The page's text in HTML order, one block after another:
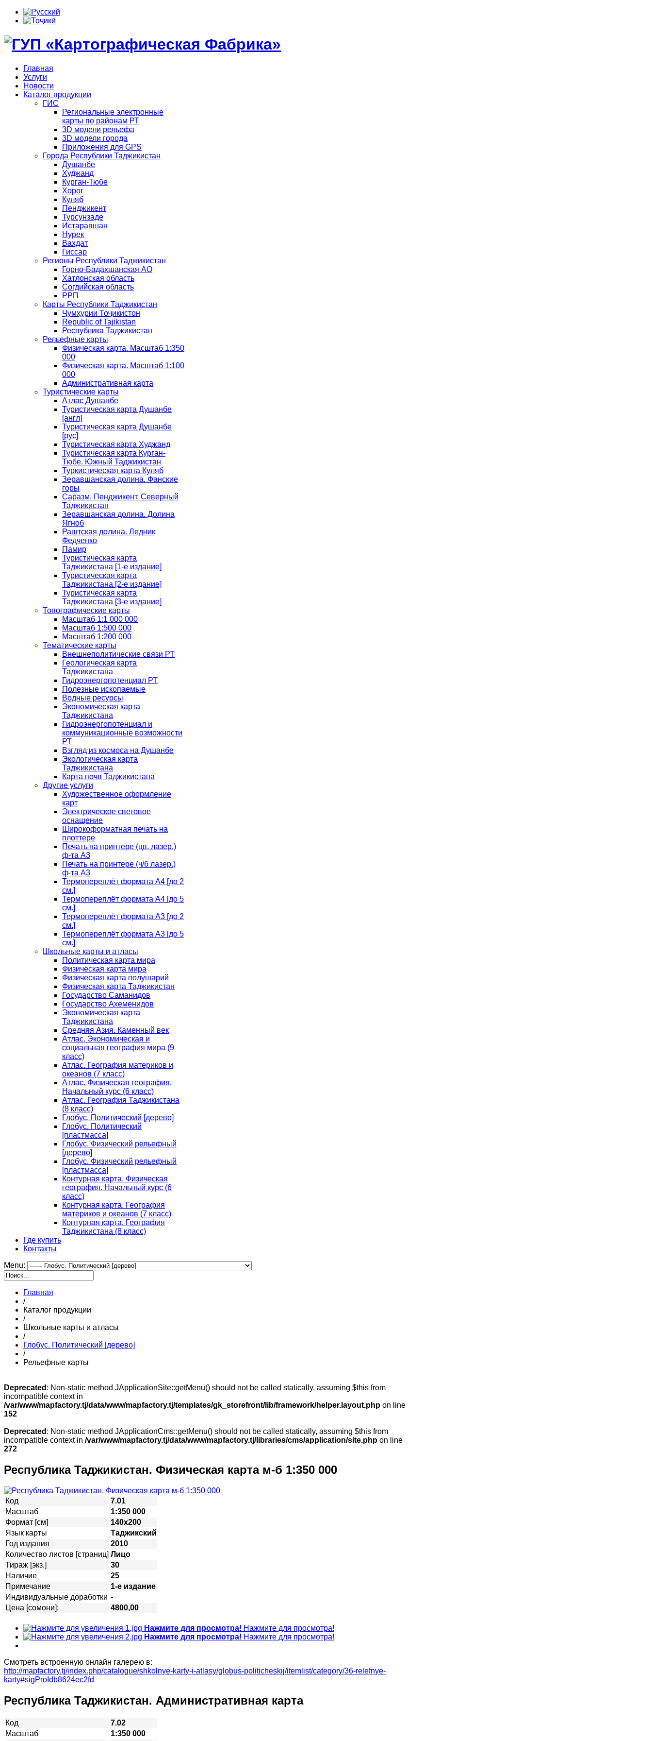
Главная
Услуги
Новости
Каталог продукции
ГИС
Региональные электронные
карты по районам РТ
3D модели рельефа
3D модели города
Приложения для GPS
Города Республики Таджикистан
Душанбе
Худжанд
Курган-Тюбе
Хорог
Куляб
Пенджикент
Турсунзаде
Истаравшан
Нурек
Вахдат
Гиссар
Регионы Республики Таджикистан
Горно-Бадахшанская АО
Хатлонская область
Согдийская область
РРП
Карты Республики Таджикистан
Ҷумҳурии Тоҷикистон
Republic of Tajikistan
Республика Таджикистан
Рельефные карты
Физическая карта. Масштаб 1:350
000
Физическая карта. Масштаб 1:100
000
Административная карта
Туристические карты
Атлас Душанбе
Туристическая карта Душанбе
[англ]
Туристическая карта Душанбе
[рус]
Туристическая карта Худжанд
Туристическая карта Курган-
Тюбе. Южный Таджикистан
Туркистическая карта Куляб
Зеравшанская долина. Фанские
горы
Саразм. Пенджикент. Северный
Таджикистан
Зеравшанская долина. Долина
Ягноб
Раштская долина. Ледник
Федченко
Памир
Туристическая карта
Таджикистана [1-е издание]
Туристическая карта
Таджикистана [2-е издание]
Туристическая карта
Таджикистана [3-е издание]
Топографические карты
Масштаб 1:1 000 000
Масштаб 1:500 000
Масштаб 1:200 000
Тематические карты
Внешнеполитические связи РТ
Геологическая карта
Таджикистана
Гидроэнергопотенциал РТ
Полезные ископаемые
Водные ресурсы
Экономическая карта
Таджикистана
Гидроэнергопотенциал и
коммуникационные возможности
РТ
Взгляд из космоса на Душанбе
Экологическая карта
Таджикистана
Карта почв Таджикистана
Другие услуги
Художественное оформление
карт
Электрическое световое
оснащение
Широкоформатная печать на
плоттере
Печать на принтере (цв. лазер.)
ф-та А3
Печать на принтере (ч/б лазер.)
ф-та А3
Термопереплёт формата А4 [до 2
см.]
Термопереплёт формата А4 [до 5
см.]
Термопереплёт формата А3 [до 2
см.]
Термопереплёт формата А3 [до 5
см.]
Школьные карты и атласы
Политическая карта мира
Физическая карта мира
Физическая карта полушарий
Физическая карта Таджикистан
Государство Саманидов
Государство Ахеменидов
Экономическая карта
Таджикистана
Средняя Азия. Каменный век
Атлас. Экономическая и
социальная география мира (9
класс)
Атлас. География материков и
океанов (7 класс)
Атлас. Физическая география.
Начальный курс (6 класс)
Атлас. География Таджикистана
(8 класс)
Глобус. Политический [дерево]
Глобус. Политический
[пластмасса]
Глобус. Физический рельефный
[дерево]
Глобус. Физический рельефный
[пластмасса]
Контурная карта. Физическая
география. Начальный курс (6
класс)
Контурная карта. География
материков и океанов (7 класс)
Контурная карта. География
Таджикистана (8 класс)
Где купить
Контакты
Menu:
Главная
/
Каталог продукции
/
Школьные карты и атласы
/
Глобус. Политический [дерево]
/
Рельефные карты
Deprecated : Non-static method JApplicationSite::getMenu() should not be called statically, assuming $this from
incompatible context in
/var/www/mapfactory.tj/data/www/mapfactory.tj/templates/gk_storefront/lib/framework/helper.layout.php on line
152
Deprecated : Non-static method JApplicationCms::getMenu() should not be called statically, assuming $this from
incompatible context in /var/www/mapfactory.tj/data/www/mapfactory.tj/libraries/cms/application/site.php on line
272
Республика Таджикистан. Физическая карта м-б 1:350 000
Код
7.01
Масштаб
1:350 000
Формат [см]
140х200
Язык карты
Таджикский
Год издания
2010
Количество листов [страниц] Лицо
Тираж [экз.]
30
Наличие
25
Примечание
1-е издание
Индивидуальные доработки -
Цена [сомони]:
4800,00
Нажмите для просмотра! Нажмите для просмотра!
Нажмите для просмотра! Нажмите для просмотра!
Смотреть встроенную онлайн галерею в:
http://mapfactory.tj/index.php/catalogue/shkolnye-karty-i-atlasy/globus-politicheskij/itemlist/category/36-relefnye-
karty#sigProIdb8624ec2fd
Республика Таджикистан. Административная карта
Код
7.02
Масштаб
1:350 000